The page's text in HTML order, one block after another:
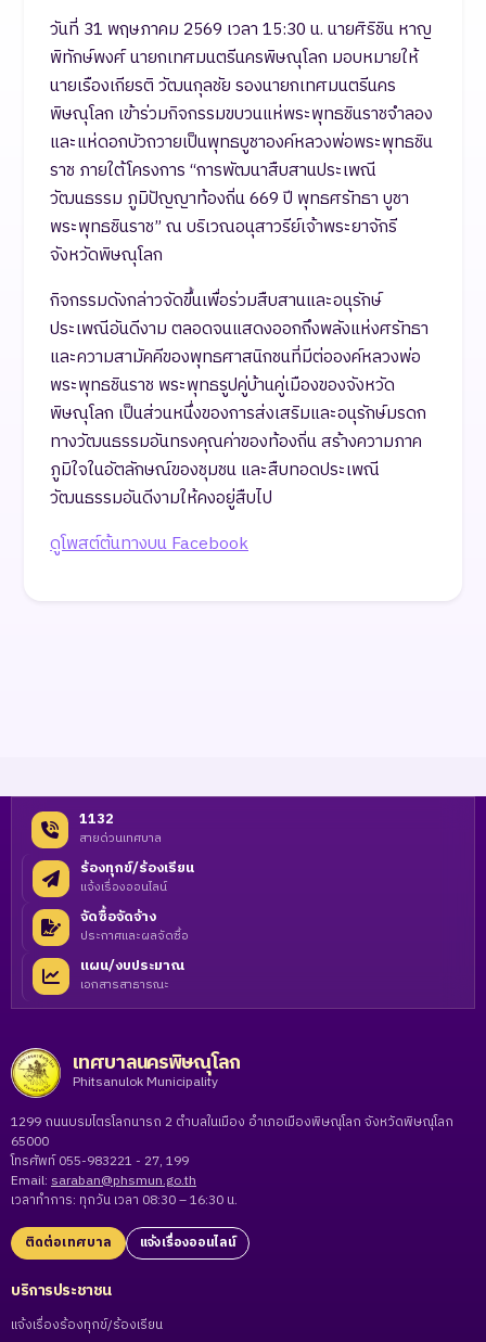
วันที่ 31 พฤษภาคม 2569 เวลา 15:30 น. นายศิริชิน หาญ
พิทักษ์พงศ์ นายกเทศมนตรีนครพิษณุโลก มอบหมายให้
นายเรืองเกียรติ วัฒนกุลชัย รองนายกเทศมนตรีนคร
พิษณุโลก เข้าร่วมกิจกรรมขบวนแห่พระพุทธชินราชจำลอง
และแห่ดอกบัวถวายเป็นพุทธบูชาองค์หลวงพ่อพระพุทธชิน
ราช ภายใต้โครงการ “การพัฒนาสืบสานประเพณี
วัฒนธรรม ภูมิปัญญาท้องถิ่น 669 ปี พุทธศรัทธา บูชา
พระพุทธชินราช” ณ บริเวณอนุสาวรีย์เจ้าพระยาจักรี
จังหวัดพิษณุโลก
กิจกรรมดังกล่าวจัดขึ้นเพื่อร่วมสืบสานและอนุรักษ์
ประเพณีอันดีงาม ตลอดจนแสดงออกถึงพลังแห่งศรัทธา
และความสามัคคีของพุทธศาสนิกชนที่มีต่อองค์หลวงพ่อ
พระพุทธชินราช พระพุทธรูปคู่บ้านคู่เมืองของจังหวัด
พิษณุโลก เป็นส่วนหนึ่งของการส่งเสริมและอนุรักษ์มรดก
ทางวัฒนธรรมอันทรงคุณค่าของท้องถิ่น สร้างความภาค
ภูมิใจในอัตลักษณ์ของชุมชน และสืบทอดประเพณี
วัฒนธรรมอันดีงามให้คงอยู่สืบไป
ดูโพสต์ต้นทางบน Facebook
1132
สายด่วนเทศบาล
ร้องทุกข์/ร้องเรียน
แจ้งเรื่องออนไลน์
จัดซื้อจัดจ้าง
ประกาศและผลจัดซื้อ
แผน/งบประมาณ
เอกสารสาธารณะ
เทศบาลนครพิษณุโลก
Phitsanulok Municipality
1299 ถนนบรมไตรโลกนารถ 2 ตำบลในเมือง อำเภอเมืองพิษณุโลก จังหวัดพิษณุโลก
65000
โทรศัพท์ 055-983221 - 27, 199
Email: saraban@phsmun.go.th
เวลาทำการ: ทุกวัน เวลา 08:30 – 16:30 น.
ติดต่อเทศบาล แจ้งเรื่องออนไลน์
บริการประชาชน
แจ้งเรื่องร้องทุกข์/ร้องเรียน